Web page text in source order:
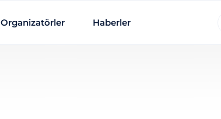
Organizatörler Haberler